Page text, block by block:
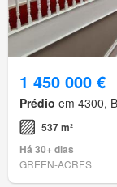
1 450 000 €
Prédio em 4300,
537 m²
Há 30+ dias
GREEN-ACRES